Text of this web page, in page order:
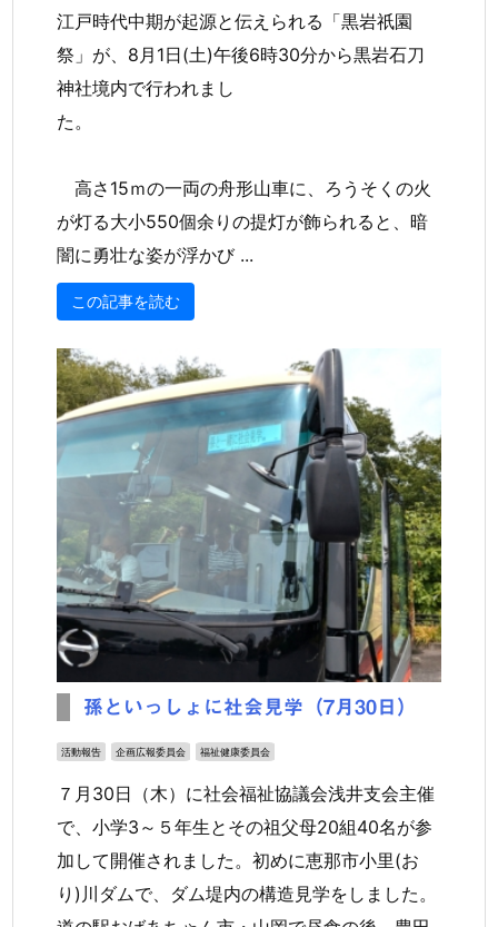
江戸時代中期が起源と伝えられる「黒岩祇園
祭」が、8月1日(土)午後6時30分から黒岩石刀
神社境内で行われまし
た。
高さ15ｍの一両の舟形山車に、ろうそくの火
が灯る大小550個余りの提灯が飾られると、暗
闇に勇壮な姿が浮かび ...
この記事を読む
孫といっしょに社会見学（7月30日）
活動報告 企画広報委員会 福祉健康委員会
７月30日（木）に社会福祉協議会浅井支会主催
で、小学3～５年生とその祖父母20組40名が参
加して開催されました。初めに恵那市小里(お
り)川ダムで、ダム堤内の構造見学をしました。